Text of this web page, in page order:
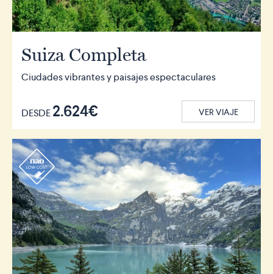
Suiza Completa
Ciudades vibrantes y paisajes espectaculares
DESDE2.624€ VER VIAJE
r